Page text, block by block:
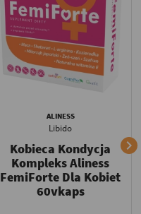
ALINESS
Libido
Kobieca Kondycja
Kompleks Aliness
FemiForte Dla Kobiet
60vkaps
